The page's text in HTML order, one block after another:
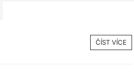
ČÍST VÍCE